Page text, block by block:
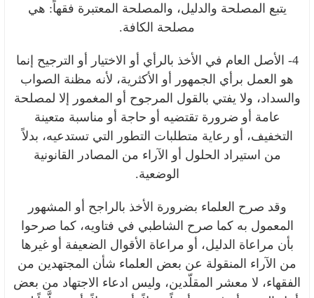
يتبع المصلحة والدليل، والمصلحة المعتبرة فقهاً: هي
مصلحة الكافة.
4- الأصل العام في الأخذ بالرأي أو الاختيار أو الترجيح إنما
هو العمل برأي الجمهور أو الأكثرية، لأنه مظنة الصواب
والسداد، ولا يفتي بالقول المرجوح أو المغمور إلا لمصلحة
عامة أو ضرورة تقتضيه أو حاجة أو مناسبة متعينة
التخفيف، أو رعاية متطلبات التطور التي تستدعيه، بدلاً
من استيراد الحلول أو الآراء من المصادر القانونية
الوضعية.
وقد صرح العلماء بضرورة الأخذ بالراجح أو المشهور
المعمول به كما صرح الشاطبي في فتاويه، كما صرحوا
بأن مراعاة الدليل، أو مراعاة الأقوال الضعيفة أو غيرها
من الآراء المنقولة عن بعض العلماء شأن المجتهدين من
الفقهاء، لا معشر المقلّدين، وليس ادعاء الاجتهاد من بعض